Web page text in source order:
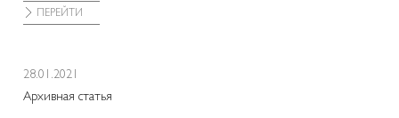
ПЕРЕЙТИ
28.01.2021
Архивная статья